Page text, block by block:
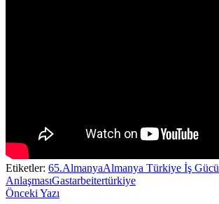
Etiketler: 65.AlmanyaAlmanya Türkiye İş Gücü
AnlaşmasıGastarbeitertürkiye
Önceki Yazı